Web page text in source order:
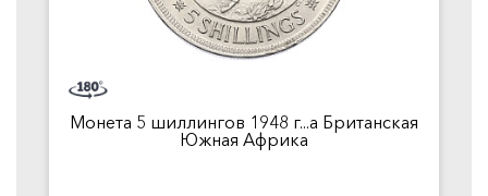
Монета 5 шиллингов 1948 г...а Британская
Южная Африка